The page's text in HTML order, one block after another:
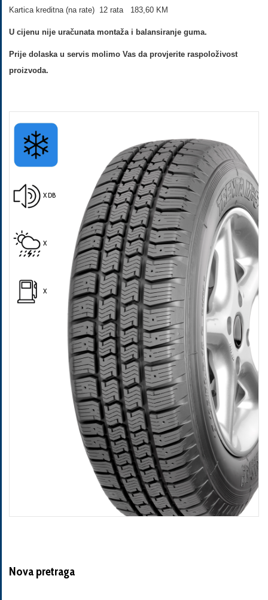
Vaša
Pošalji
Kartica kreditna (na rate) 12 rata 183,60 KM
U cijenu nije uračunata montaža i balansiranje guma.
Prije dolaska u servis molimo Vas da provjerite raspoloživost
proizvoda.
X DB
X
X
Nova pretraga